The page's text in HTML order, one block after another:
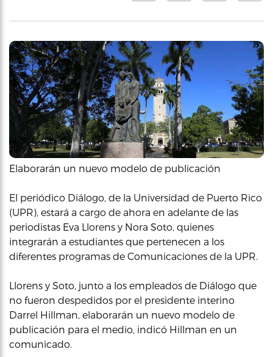
Elaborarán un nuevo modelo de publicación
El periódico Diálogo, de la Universidad de Puerto Rico
(UPR), estará a cargo de ahora en adelante de las
periodistas Eva Llorens y Nora Soto, quienes
integrarán a estudiantes que pertenecen a los
diferentes programas de Comunicaciones de la UPR.
Llorens y Soto, junto a los empleados de Diálogo que
no fueron despedidos por el presidente interino
Darrel Hillman, elaborarán un nuevo modelo de
publicación para el medio, indicó Hillman en un
comunicado.